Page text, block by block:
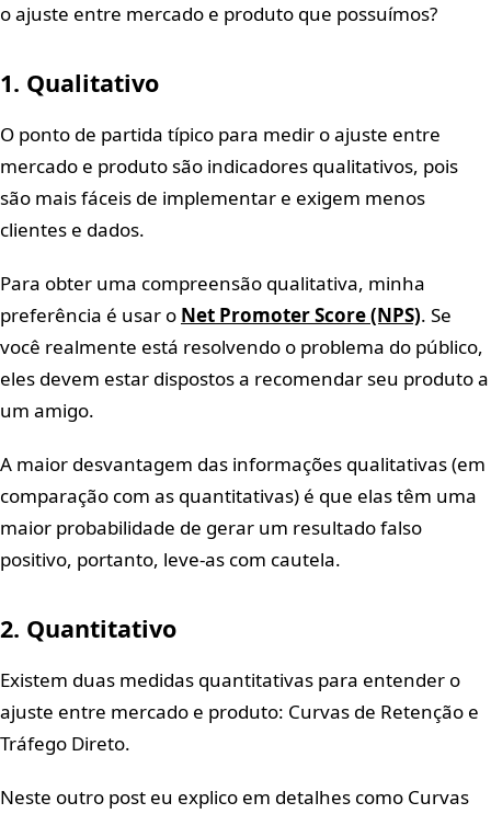
o ajuste entre mercado e produto que possuímos?
1. Qualitativo
O ponto de partida típico para medir o ajuste entre
mercado e produto são indicadores qualitativos, pois
são mais fáceis de implementar e exigem menos
clientes e dados.
Para obter uma compreensão qualitativa, minha
preferência é usar o Net Promoter Score (NPS). Se
você realmente está resolvendo o problema do público,
eles devem estar dispostos a recomendar seu produto a
um amigo.
A maior desvantagem das informações qualitativas (em
comparação com as quantitativas) é que elas têm uma
maior probabilidade de gerar um resultado falso
positivo, portanto, leve-as com cautela.
2. Quantitativo
Existem duas medidas quantitativas para entender o
ajuste entre mercado e produto: Curvas de Retenção e
Tráfego Direto.
Neste outro post eu explico em detalhes como Curvas